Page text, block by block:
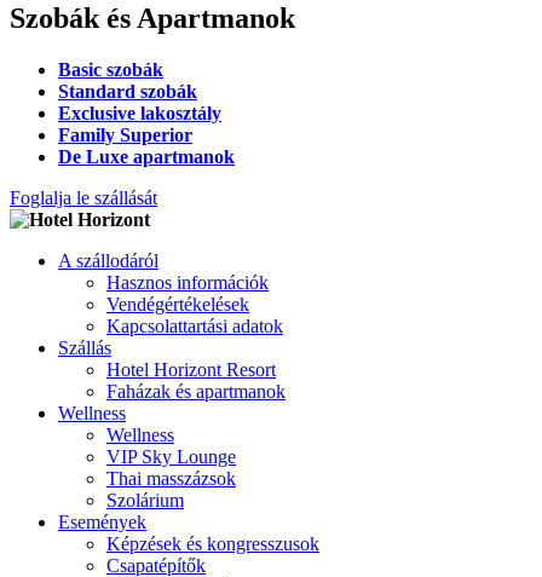
Szobák és Apartmanok
Basic szobák
Standard szobák
Exclusive lakosztály
Family Superior
De Luxe apartmanok
Foglalja le szállását
A szállodáról
Hasznos információk
Vendégértékelések
Kapcsolattartási adatok
Szállás
Hotel Horizont Resort
Faházak és apartmanok
Wellness
Wellness
VIP Sky Lounge
Thai masszázsok
Szolárium
Események
Képzések és kongresszusok
Csapatépítők